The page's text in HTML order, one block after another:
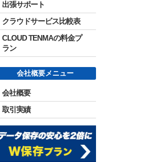
出張サポート
クラウドサービス比較表
CLOUD TENMAの料金プ
ラン
会社概要メニュー
会社概要
取引実績